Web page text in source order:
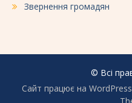
Звернення громадян
© Всі
Сайт працює на WordPress